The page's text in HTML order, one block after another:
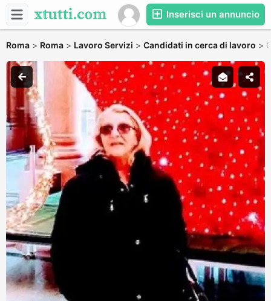
Inserisci un annuncio
Roma > Roma > Lavoro Servizi > Candidati in cerca di lavoro >